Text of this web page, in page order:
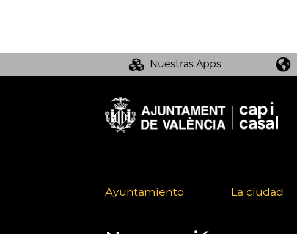
Nuestras Apps
Ayuntamiento La ciudad